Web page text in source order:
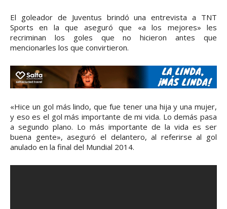
El goleador de Juventus brindó una entrevista a TNT
Sports en la que aseguró que «a los mejores» les
recriminan los goles que no hicieron antes que
mencionarles los que convirtieron.
«Hice un gol más lindo, que fue tener una hija y una mujer,
y eso es el gol más importante de mi vida. Lo demás pasa
a segundo plano. Lo más importante de la vida es ser
buena gente», aseguró el delantero, al referirse al gol
anulado en la final del Mundial 2014.